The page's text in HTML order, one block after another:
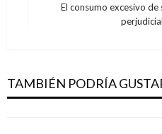
El consumo excesivo
TAMBIÉN PODRÍA
más destacadas del 2019
Iván Briceño viernes diciembre
computadores en